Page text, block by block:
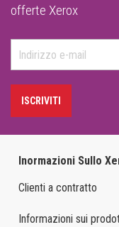
offerte Xerox
ISCRIVITI
Inormazioni Sullo
Clienti a contratto
Informazioni sui